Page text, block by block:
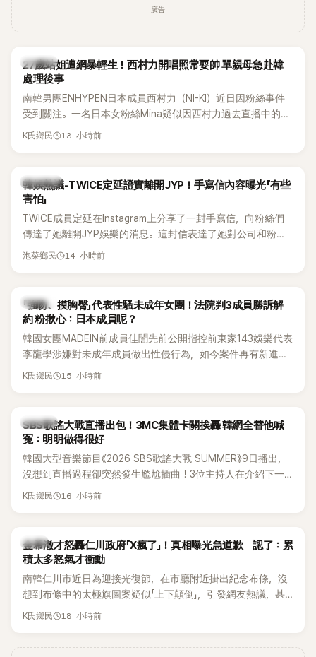
廣告
K-POP
27歲站姐遭網暴輕生！西村力開唱照常耍帥 單親母急赴韓
處理後事
南韓男團ENHYPEN日本成員西村力（NI-KI）近日因粉絲事件
受到關注。一名日本女粉絲Mina疑似因西村力過去直播中的言
論遭外界解讀，進而捲入網路爭議，承受大量負面留言。日前
K氏鄉民 13 小時前
熱議討論
韓娛熱議-TWICE定延證實離開JYP！手寫信內容曝光「有些
害怕」
TWICE成員定延在Instagram上分享了一封手寫信，向粉絲們
傳達了她離開JYP娛樂的消息。這封信表達了她對公司和粉絲
的感謝，並展望了未來的發展。
泡菜鄉民 14 小時前
K-POP
「強吻、摸胸臀」代表性騷未成年女團！法院判3成員勝訴解
約 粉揪心：日本成員呢？
韓國女團MADEIN前成員佳誾先前公開指控前東家143娛樂代表
李龍學涉嫌對未成年成員做出性侵行為，如今案件再有新進
展！法院日前判決另外2名MADEIN成員勝訴，認定她們與143
K氏鄉民 15 小時前
K-POP
SBS歌謠大戰直播出包！3MC集體卡關挨轟 韓網全替他喊
冤：明明做得很好
韓國大型音樂節目《2026 SBS歌謠大戰 SUMMER》9日播出，
沒想到直播過程卻突然發生尷尬插曲！3位主持人在介紹下一
組表演者時突然集體卡關，現場一度陷入停頓，就連製作人員
K氏鄉民 16 小時前
韓星
金希澈才怒轟仁川政府「X瘋了」！真相曝光急道歉 認了：累
積太多怒氣才衝動
南韓仁川市近日為迎接光復節，在市廳附近掛出紀念布條，沒
想到布條中的太極旗圖案疑似「上下顛倒」，引發網友熱議，甚
至連Super Junior成員金希澈都忍不住留言痛批。仁川市最後
K氏鄉民 18 小時前